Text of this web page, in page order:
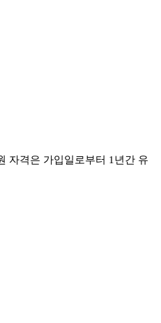
자격은 가입일로부터 1년간 유